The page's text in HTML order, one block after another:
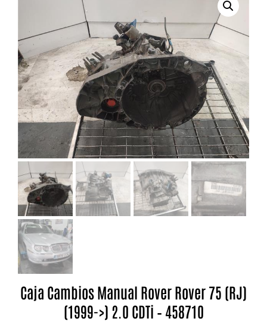
Caja Cambios Manual Rover Rover 75 (RJ)
(1999->) 2.0 CDTi – 458710